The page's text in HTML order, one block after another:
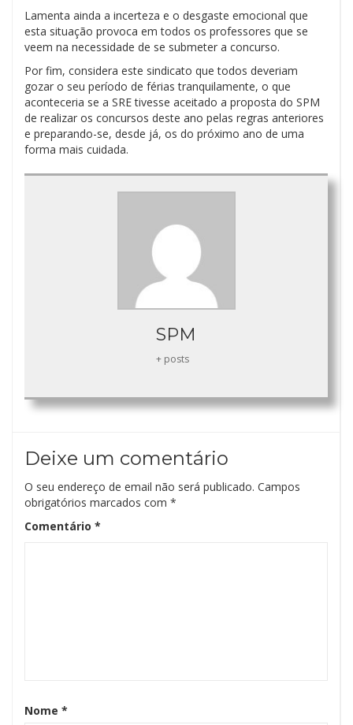
Lamenta ainda a incerteza e o desgaste emocional que
esta situação provoca em todos os professores que se
veem na necessidade de se submeter a concurso.
Por fim, considera este sindicato que todos deveriam
gozar o seu período de férias tranquilamente, o que
aconteceria se a SRE tivesse aceitado a proposta do SPM
de realizar os concursos deste ano pelas regras anteriores
e preparando-se, desde já, os do próximo ano de uma
forma mais cuidada.
SPM
+ posts
Deixe um comentário
O seu endereço de email não será publicado. Campos
obrigatórios marcados com *
Comentário *
Nome *